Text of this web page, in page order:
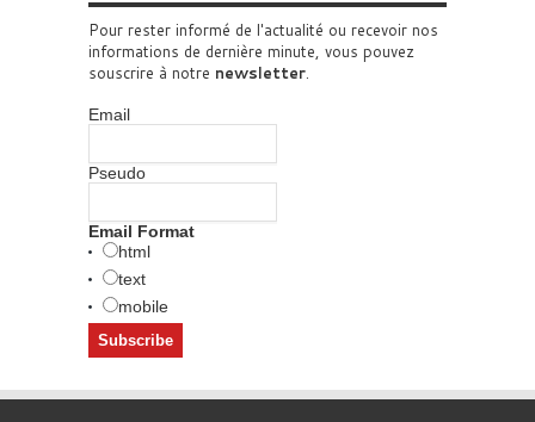
Pour rester informé de l'actualité ou recevoir nos
informations de dernière minute, vous pouvez
souscrire à notre newsletter.
Email
Pseudo
Email Format
html
text
mobile